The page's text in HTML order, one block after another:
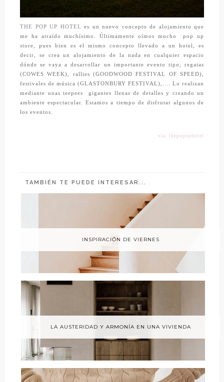
THE POP UP HOTEL
es un nuevo concepto de alojamiento que
me ha atraído muchísimo. Últimamente oímos mucho pop up
store, pues bien es el mismo concepto llevado a un hotel, es
decir, se crea un alojamiento de la nada en cualquier espacio
dónde se vaya a desarrollar un importante evento tipo; regatas
(COWES WEEK), rallies (GOODWOOD FESTIVAL OF SPEED),
festivales de música (GLASTONBURY FESTIVAL),…. Lo realizan
mediante unas teepees gigantes llenas de detalles y creando un
ambiente espectacular. Estamos a tiempo de disfrutar algunos de
los eventos.
vía: thepopuphotel
TAMBIÉN TE PUEDE INTERESAR...
INSPIRACIÓN DE VIERNES
LA AUSTERIDAD Y ARMONÍA EN UNA VIVIENDA